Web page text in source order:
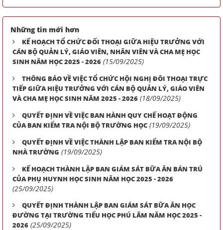
Những tin mới hơn
KẾ HOẠCH TỔ CHỨC ĐỐI THOẠI GIỮA HIỆU TRƯỞNG VỚI
CÁN BỘ QUẢN LÝ, GIÁO VIÊN, NHÂN VIÊN VÀ CHA MẸ HỌC
SINH NĂM HỌC 2025 - 2026 (15/09/2025)
THÔNG BÁO VỀ VIỆC TỔ CHỨC HỘI NGHỊ ĐÔI THOẠI TRỰC
TIẾP GIỮA HIỆU TRƯỞNG VỚI CÁN BỘ QUẢN LÝ, GIÁO VIÊN
VÀ CHA MẸ HỌC SINH NĂM 2025 - 2026 (18/09/2025)
QUYẾT ĐỊNH VỀ VIỆC BAN HÀNH QUY CHẾ HOẠT ĐỘNG
CỦA BAN KIỂM TRA NỘI BỘ TRƯỜNG HỌC (19/09/2025)
QUYẾT ĐỊNH VỀ VIỆC THÀNH LẬP BAN KIỂM TRA NỘI BỘ
NHÀ TRƯỜNG (19/09/2025)
KẾ HOẠCH THÀNH LẬP BAN GIÁM SÁT BỮA ĂN BÁN TRÚ
CỦA PHỤ HUYNH HỌC SINH NĂM HỌC 2025 - 2026
(25/09/2025)
QUYẾT ĐỊNH THÀNH LẬP BAN GIÁM SÁT BỮA ĂN HỌC
ĐƯỜNG TẠI TRƯỜNG TIỂU HỌC PHÚ LÃM NĂM HỌC 2025 -
2026 (25/09/2025)